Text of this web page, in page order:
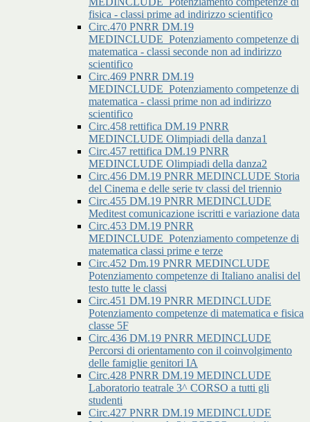
fisica - classi prime ad indirizzo scientifico
Circ.470 PNRR DM.19
MEDINCLUDE_Potenziamento competenze di
matematica - classi seconde non ad indirizzo
scientifico
Circ.469 PNRR DM.19
MEDINCLUDE_Potenziamento competenze di
matematica - classi prime non ad indirizzo
scientifico
Circ.458 rettifica DM.19 PNRR
MEDINCLUDE Olimpiadi della danza1
Circ.457 rettifica DM.19 PNRR
MEDINCLUDE Olimpiadi della danza2
Circ.456 DM.19 PNRR MEDINCLUDE Storia
del Cinema e delle serie tv classi del triennio
Circ.455 DM.19 PNRR MEDINCLUDE
Meditest comunicazione iscritti e variazione data
Circ.453 DM.19 PNRR
MEDINCLUDE_Potenziamento competenze di
matematica classi prime e terze
Circ.452 Dm.19 PNRR MEDINCLUDE
Potenziamento competenze di Italiano analisi del
testo tutte le classi
Circ.451 DM.19 PNRR MEDINCLUDE
Potenziamento competenze di matematica e fisica
classe 5F
Circ.436 DM.19 PNRR MEDINCLUDE
Percorsi di orientamento con il coinvolgimento
delle famiglie genitori IA
Circ.428 PNRR DM.19 MEDINCLUDE
Laboratorio teatrale 3^ CORSO a tutti gli
studenti
Circ.427 PNRR DM.19 MEDINCLUDE